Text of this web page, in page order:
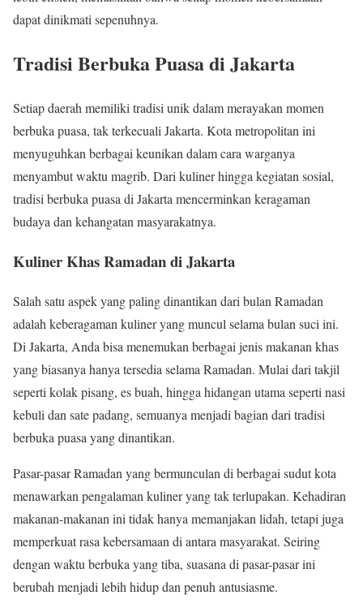
dapat dinikmati sepenuhnya.
Tradisi Berbuka Puasa di Jakarta
Setiap daerah memiliki tradisi unik dalam merayakan momen
berbuka puasa, tak terkecuali Jakarta. Kota metropolitan ini
menyuguhkan berbagai keunikan dalam cara warganya
menyambut waktu magrib. Dari kuliner hingga kegiatan sosial,
tradisi berbuka puasa di Jakarta mencerminkan keragaman
budaya dan kehangatan masyarakatnya.
Kuliner Khas Ramadan di Jakarta
Salah satu aspek yang paling dinantikan dari bulan Ramadan
adalah keberagaman kuliner yang muncul selama bulan suci ini.
Di Jakarta, Anda bisa menemukan berbagai jenis makanan khas
yang biasanya hanya tersedia selama Ramadan. Mulai dari takjil
seperti kolak pisang, es buah, hingga hidangan utama seperti nasi
kebuli dan sate padang, semuanya menjadi bagian dari tradisi
berbuka puasa yang dinantikan.
Pasar-pasar Ramadan yang bermunculan di berbagai sudut kota
menawarkan pengalaman kuliner yang tak terlupakan. Kehadiran
makanan-makanan ini tidak hanya memanjakan lidah, tetapi juga
memperkuat rasa kebersamaan di antara masyarakat. Seiring
dengan waktu berbuka yang tiba, suasana di pasar-pasar ini
berubah menjadi lebih hidup dan penuh antusiasme.